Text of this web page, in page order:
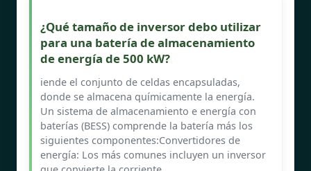
¿Qué tamaño de inversor debo utilizar
para una batería de almacenamiento
de energía de 500 kW?
iende el conjunto de celdas encapsuladas,
donde se almacena químicamente la energía.
Un sistema de almacenamiento e energía con
baterías (BESS) comprende la batería más los
siguientes componentes:Convertidores de
energía: Los más comunes incluyen un inversor